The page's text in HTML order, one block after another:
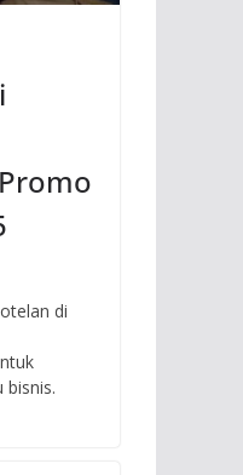
di
bisnis.